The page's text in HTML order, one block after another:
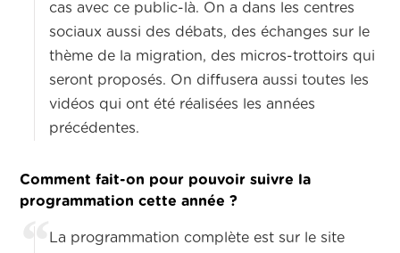
cas avec ce public-là. On a dans les centres
sociaux aussi des débats, des échanges sur le
thème de la migration, des micros-trottoirs qui
seront proposés. On diffusera aussi toutes les
vidéos qui ont été réalisées les années
précédentes.
Comment fait-on pour pouvoir suivre la
programmation cette année ?
La programmation complète est sur le site